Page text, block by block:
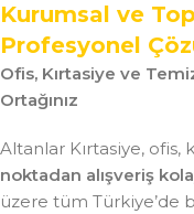
Kurumsal ve
Profesyonel
Ofis, Kırtasiye ve
Ortağınız
Altanlar Kırtasiye,
noktadan alışveriş
üzere tüm Türkiye’de